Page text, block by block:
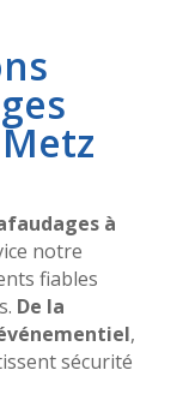
à
notre
fiables
De la
,
sécurité